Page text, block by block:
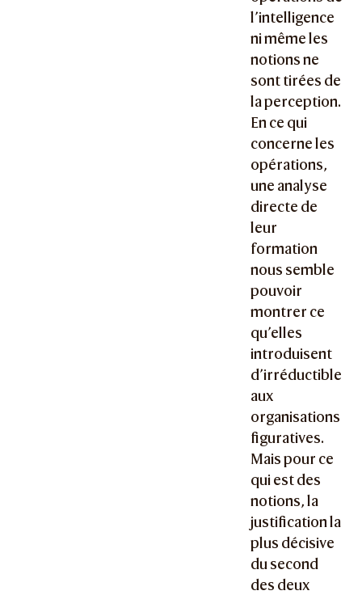
l’intelligence
ni même les
notions ne
sont tirées de
la perception.
En ce qui
concerne les
opérations,
une analyse
directe de
leur
formation
nous semble
pouvoir
montrer ce
qu’elles
introduisent
d’irréductible
aux
organisations
figuratives.
Mais pour ce
qui est des
notions, la
justification la
plus décisive
du second
des deux